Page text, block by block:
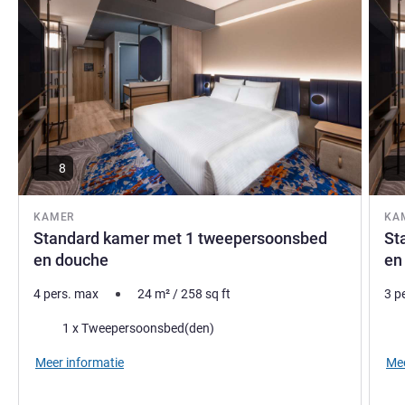
vrienden en collega's uw favoriete wellnessplekken bij
Novotel Nara.
Makoto KAIDA, Hotel Management
KAMER
Standard kamer met 1 tweepersoonsbed
en douche
8
4 pers. max 24 m²/258 sq ft
Beddengoed
1 x Tweepersoonsbed(den)
Meer informatie
3